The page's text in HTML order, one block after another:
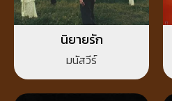
นิยายรัก
มนัสวีร์